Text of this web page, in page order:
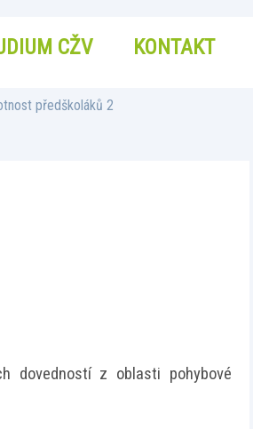
CŽV KONTAKT
předškoláků 2
dovedností z oblasti pohybové